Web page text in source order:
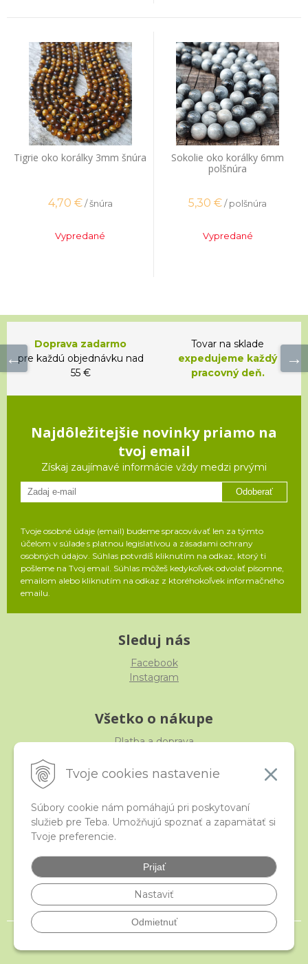
Tvoje cookies nastavenie
Súbory cookie nám pomáhajú pri poskytovaní
služieb pre Teba. Umožňujú spoznať a zapamätať si
Tvoje preferencie.
Prijať
Nastaviť
Odmietnuť
Tigrie oko korálky 3mm šnúra
4,70 € / šnúra
Vypredané
Sokolie oko korálky 6mm
polšnúra
5,30 €/ polšnúra
Vypredané
Doprava zadarmo
pre každú objednávku nad
55 €
Tovar na sklade
expedujeme každý
pracovný deň.
Najdôležitejšie novinky priamo na
tvoj email
Získaj zaujímavé informácie vždy medzi prvými
Odoberať
Tvoje osobné údaje (email) budeme spracovávať len za týmto
účelom v súlade s platnou legislatívou a zásadami ochrany
osobných údajov. Súhlas potvrdíš kliknutím na odkaz, ktorý ti
pošleme na Tvoj email. Súhlas môžeš kedykoľvek odvolať písomne,
emailom alebo kliknutím na odkaz z ktoréhokoľvek informačného
emailu.
Sleduj nás
Facebook
Instagram
Všetko o nákupe
Platba a doprava
Obchodné podmienky
iStraka
Veľkoobchod
Najčastejšie otázky
Certifikáty
© 2026 istraka.sk - najligotavejšie korálky a polodrahokamy široko ďaleko •